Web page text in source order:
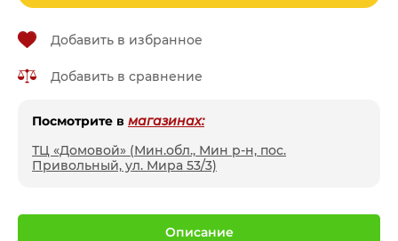
Добавить в избранное
Добавить в сравнение
Посмотрите в магазинах:
ТЦ «Домовой» (Мин.обл., Мин р-н, пос.
Привольный, ул. Мира 53/3)
Описание